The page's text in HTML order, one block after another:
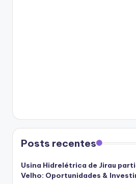
Posts recentes
Usina Hidrelétrica de Jirau
Velho: Oportunidades &